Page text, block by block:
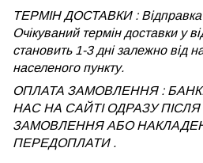
ТЕРМІН ДОСТАВКИ : Відправка
Очікуваний термін доставки у
становить 1-3 дні залежно від
населеного пункту.
ОПЛАТА ЗАМОВЛЕННЯ :
НАС НА САЙТІ ОДРАЗУ
ЗАМОВЛЕННЯ АБО
ПЕРЕДОПЛАТИ .